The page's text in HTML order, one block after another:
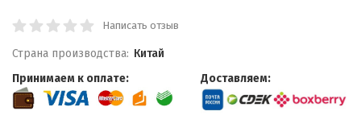
Написать отзыв
Страна производства: Китай
Принимаем к оплате:
Доставляем: